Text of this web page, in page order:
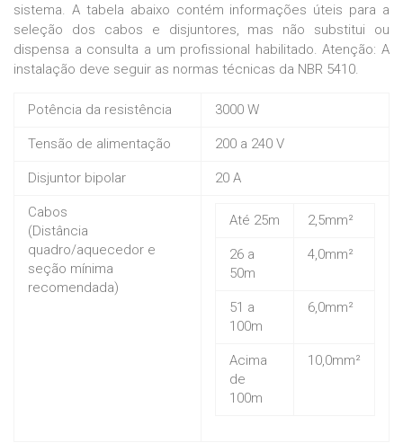
sistema. A tabela abaixo contém informações úteis para a
seleção dos cabos e disjuntores, mas não substitui ou
dispensa a consulta a um profissional habilitado. Atenção: A
instalação deve seguir as normas técnicas da NBR 5410.
Potência da resistência 3000 W
Tensão de alimentação 200 a 240 V
Disjuntor bipolar 20 A
Cabos
(Distância
quadro/aquecedor e
seção mínima
recomendada)
Até 25m 2,5mm²
26 a
50m
4,0mm²
51 a
100m
6,0mm²
Acima
de
100m
10,0mm²